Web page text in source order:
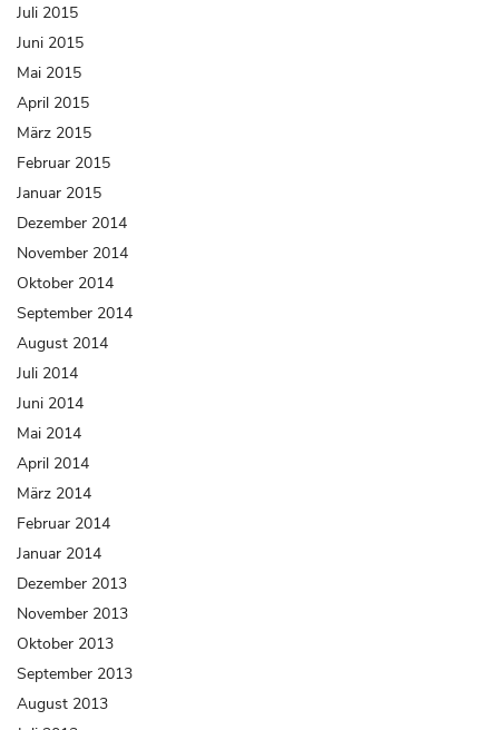
Juli 2015
Juni 2015
Mai 2015
April 2015
März 2015
Februar 2015
Januar 2015
Dezember 2014
November 2014
Oktober 2014
September 2014
August 2014
Juli 2014
Juni 2014
Mai 2014
April 2014
März 2014
Februar 2014
Januar 2014
Dezember 2013
November 2013
Oktober 2013
September 2013
August 2013